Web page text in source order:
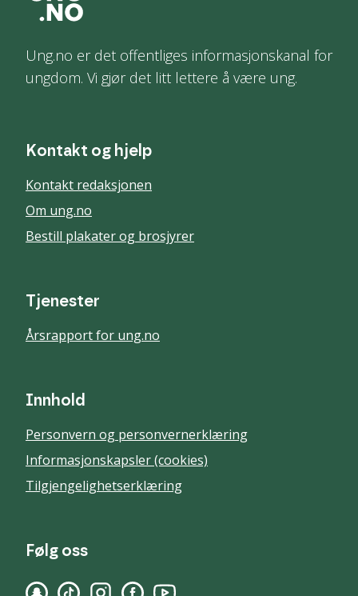
Ung.no er det offentliges informasjonskanal for
ungdom. Vi gjør det litt lettere å være ung.
Kontakt og hjelp
Kontakt redaksjonen
Om ung.no
Bestill plakater og brosjyrer
Tjenester
Årsrapport for ung.no
Innhold
Personvern og personvernerklæring
Informasjonskapsler (cookies)
Tilgjengelighetserklæring
Følg oss